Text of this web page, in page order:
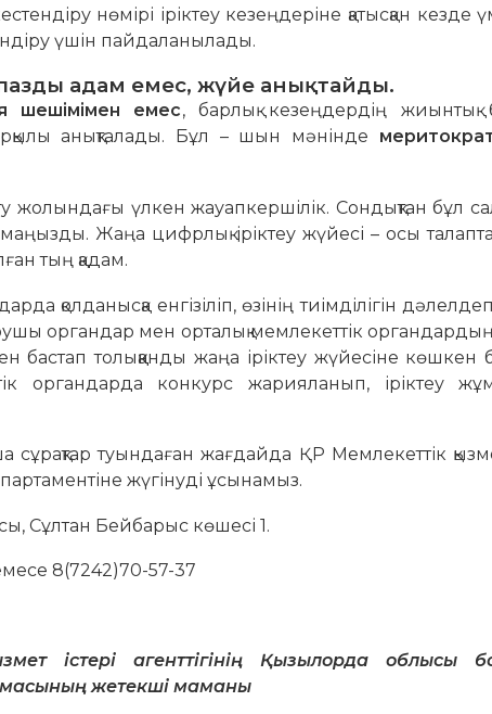
нөмірі іріктеу кезеңдеріне қатысқан кезде
үшін пайдаланылады.
адам емес, жүйе анықтайды.
шешімімен емес, барлық кезеңдердің жиынтық
анықталады. Бұл – шын мәнінде
жолындағы үлкен жауапкершілік. Сондықтан бұл
маңызды. Жаңа цифрлық іріктеу жүйесі – осы
тың қадам.
қолданысқа енгізіліп, өзінің тиімділігін
органдар мен орталық мемлекеттік органдардың
толыққанды жаңа іріктеу жүйесіне көшкен
органдарда конкурс жарияланып, іріктеу
туындаған жағдайда ҚР Мемлекеттік
жүгінуді ұсынамыз.
Сұлтан Бейбарыс көшесі 1.
8(7242)70-57-37
істері агенттігінің Қызылорда облысы
жетекші маманы